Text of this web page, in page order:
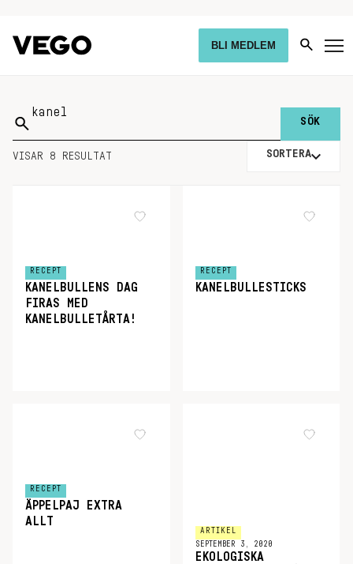
BLI MEDLEM
Sök
på:
VISAR 8 RESULTAT SORTERA
RECEPT
KANELBULLENS DAG
FIRAS MED
KANELBULLETÅRTA!
RECEPT
KANELBULLESTICKS
RECEPT
ÄPPELPAJ EXTRA
ALLT
ARTIKEL
SEPTEMBER 3, 2020
EKOLOGISKA